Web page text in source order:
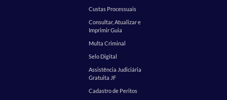
Custas Processuais
Consultar, Atualizar e
Imprimir Guia
Multa Criminal
Selo Digital
Assistência Judiciária
Gratuita JF
Cadastro de Peritos